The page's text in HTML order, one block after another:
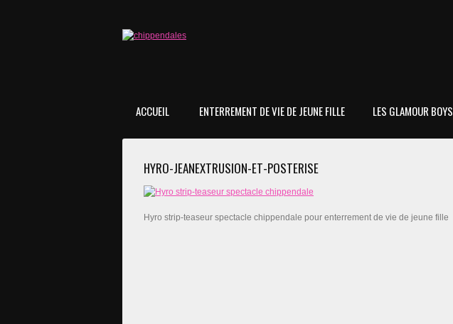
ACCUEIL ENTERREMENT DE VIE DE JEUNE FILLE LES GLAMOUR BOYS
HYRO-JEANEXTRUSION-ET-POSTERISE
Hyro strip-teaseur spectacle chippendale pour enterrement de vie de jeune fille